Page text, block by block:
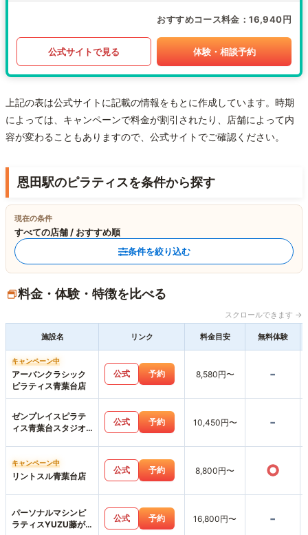
おすすめコース料金 16,940円
公式サイトで見る 体験・相談予約
上記の表は公式サイトに記載の情報をもとに作成しています。時期
によっては、キャンペーンで料金が割引されたり、店舗によって内
容が変わることもありますので、公式サイトでご確認ください。
恩田駅のピラティスを条件から探す
現在の条件
すべての店舗 / おすすめ順
条件を絞り込む
料金・体験・特徴を比べる
スクロールできます →
施設名 リンク 料金目安 無料体験
キャンペーン中
アーバンクラシック
ピラティス青葉台店
公式 予約 8,580円〜 -
ゼンプレイスピラテ
ィス青葉台スタジオ
公式 予約 10,450円〜 -
キャンペーン中
リントスル青葉台店
公式 予約 8,800円〜 ○
パーソナルマシンピ
ラティスYUZU藤が
公式 予約 16,800円〜 -